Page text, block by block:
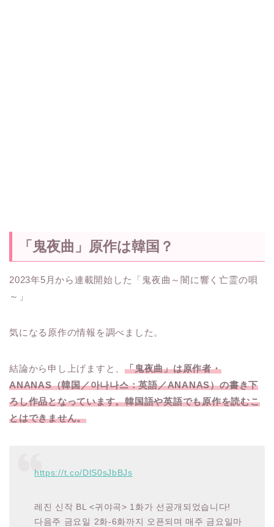
「鬼夜曲」原作は韓国？
2023年5月から連載開始した「鬼夜曲～闇に響く亡霊の唄
～」
気になる原作の情報を調べました。
結論から申し上げますと、「鬼夜曲」は原作者・
ANANAS（韓国／아나나스：英語／ANANAS）の書き下
ろし作品となっています。韓国語や英語でも原作を読むこ
とはできません。
https://t.co/DlS0sJbBJs
레진 신작 BL <귀야곡> 1화가 선공개되었습니다!
다음주 금요일 2화-6화까지 오픈되며 매주 금요일마